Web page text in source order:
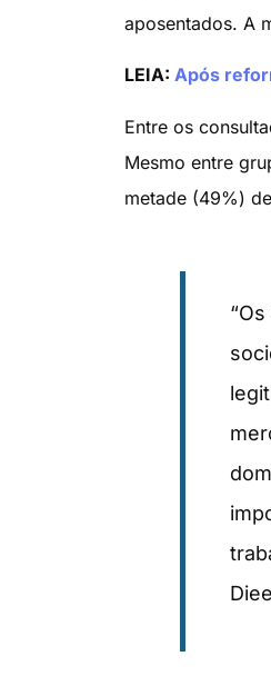
aposentados. A
LEIA: Após
Entre os
Mesmo entre
metade (49%)